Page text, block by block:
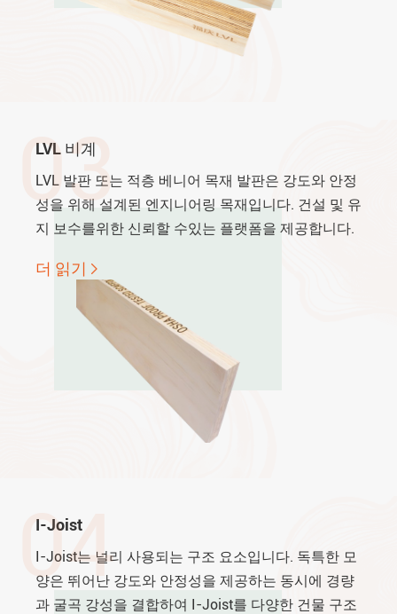
03
LVL 비계
LVL 발판 또는 적층 베니어 목재 발판은 강도와 안정
성을 위해 설계된 엔지니어링 목재입니다. 건설 및 유
지 보수를위한 신뢰할 수있는 플랫폼을 제공합니다.
더 읽기 
04
I-Joist
I-Joist는 널리 사용되는 구조 요소입니다. 독특한 모
양은 뛰어난 강도와 안정성을 제공하는 동시에 경량
과 굴곡 강성을 결합하여 I-Joist를 다양한 건물 구조